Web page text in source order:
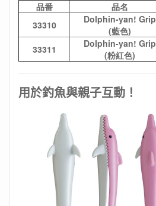
品番
品名
33310
Dolphin-yan! Grip
(藍色)
33311
Dolphin-yan! Grip
(粉紅色)
用於釣魚與親子互動！